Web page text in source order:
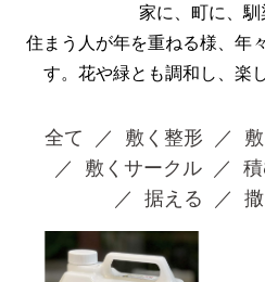
家に、町に、馴
住まう人が年を重ねる様、年
す。花や緑とも調和し、楽
全て 敷く整形
敷くサークル
据える
撒